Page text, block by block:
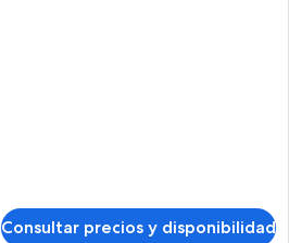
Consultar precios y disponibilidad